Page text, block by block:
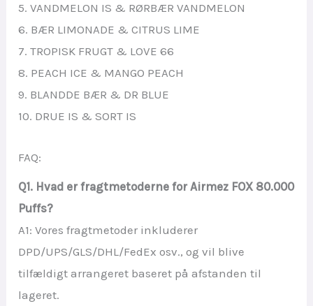
5. VANDMELON IS & RØRBÆR VANDMELON
6. BÆR LIMONADE & CITRUS LIME
7. TROPISK FRUGT & LOVE 66
8. PEACH ICE & MANGO PEACH
9. BLANDDE BÆR & DR BLUE
10. DRUE IS & SORT IS
FAQ:
Q1. Hvad er fragtmetoderne for Airmez FOX 80.000
Puffs?
A1: Vores fragtmetoder inkluderer
DPD/UPS/GLS/DHL/FedEx osv., og vil blive
tilfældigt arrangeret baseret på afstanden til
lageret.